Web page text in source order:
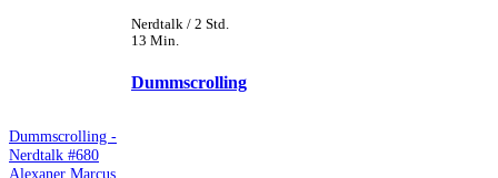
Nerdtalk / 2 Std.
13 Min.
Dummscrolling
Dummscrolling -
Nerdtalk #680
Alexaner Marcus